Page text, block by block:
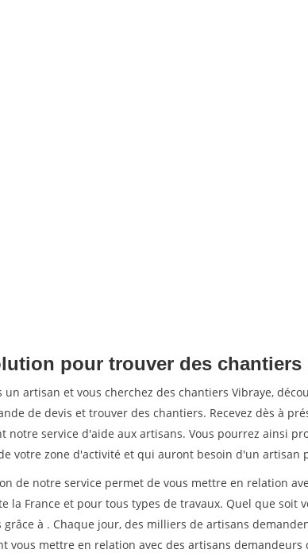
pour trouver des chantiers
un artisan et vous cherchez des chantiers Vibraye,
de devis et trouver des chantiers. Recevez dès à
notre service d'aide aux artisans. Vous pourrez ainsi
votre zone d'activité et qui auront besoin d'un artisan
de notre service permet de vous mettre en relation
la France et pour tous types de travaux. Quel que soit
à . Chaque jour, des milliers de artisans
vous mettre en relation avec des artisans